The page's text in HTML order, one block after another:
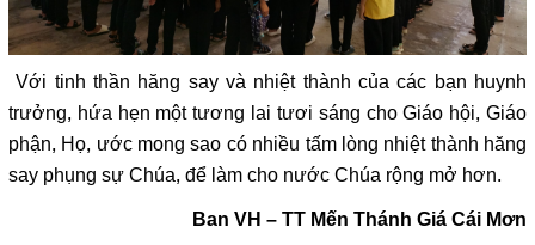
Với tinh thần hăng say và nhiệt thành của các bạn huynh
trưởng, hứa hẹn một tương lai tươi sáng cho Giáo hội, Giáo
phận, Họ, ước mong sao có nhiều tấm lòng nhiệt thành hăng
say phụng sự Chúa, để làm cho nước Chúa rộng mở hơn.
Ban VH – TT Mến Thánh Giá Cái Mơn